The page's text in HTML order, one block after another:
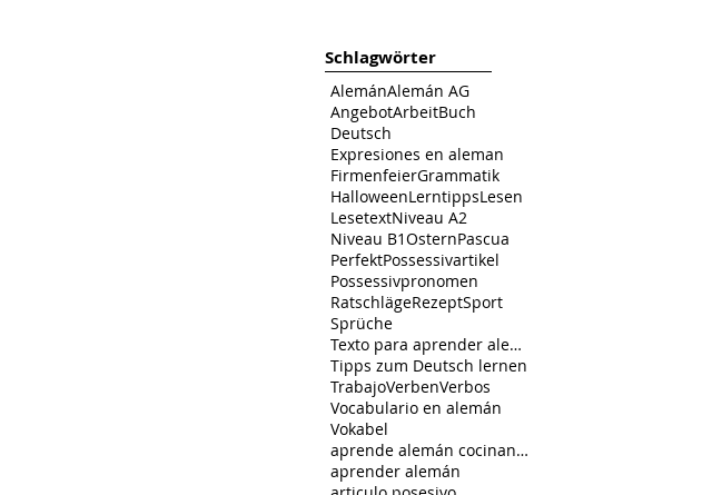
Schlagwörter
AlemánAlemán AG
AngebotArbeitBuch
Deutsch
Expresiones en aleman
FirmenfeierGrammatik
HalloweenLerntippsLesen
LesetextNiveau A2
Niveau B1OsternPascua
PerfektPossessivartikel
Possessivpronomen
RatschlägeRezeptSport
Sprüche
Texto para aprender alemán
Tipps zum Deutsch lernen
TrabajoVerbenVerbos
Vocabulario en alemán
Vokabel
aprende alemán cocinando
aprender alemán